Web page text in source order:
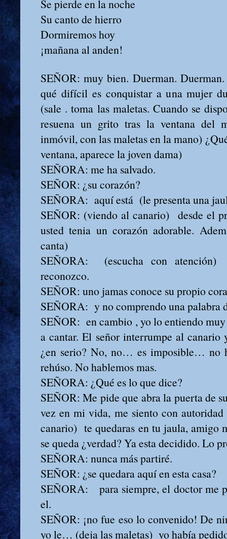
Se pierde en la noche
Su canto de hierro
Dormiremos hoy
¡mañana al anden!
SEÑOR: muy bien. Duerman.
qué difícil es conquistar a una mujer
(sale . toma las maletas. Cuando se
resuena un grito tras la ventana del
inmóvil, con las maletas en la mano)
ventana, aparece la joven dama)
SEÑORA: me ha salvado.
SEÑOR: ¿su corazón?
SEÑORA: aquí está (le presenta una
SEÑOR: (viendo al canario) desde el
usted tenia un corazón adorable.
canta)
SEÑORA: (escucha con
reconozco.
SEÑOR: uno jamas conoce su propio
SEÑORA: y no comprendo una palabra
SEÑOR: en cambio , yo lo entiendo
a cantar. El señor interrumpe al canario
¿en serio? No, no… es imposible… no
rehúso. No hablemos mas.
SEÑORA: ¿Qué es lo que dice?
SEÑOR: Me pide que abra la puerta de
vez en mi vida, me siento con
canario) te quedaras en tu jaula,
se queda ¿verdad? Ya esta decidido. Lo
SEÑORA: nunca más partiré.
SEÑOR: ¿se quedara aquí en esta casa?
SEÑORA: para siempre, el doctor me
el.
SEÑOR: ¡no fue eso lo convenido! De
yo le… (deja las maletas) yo había